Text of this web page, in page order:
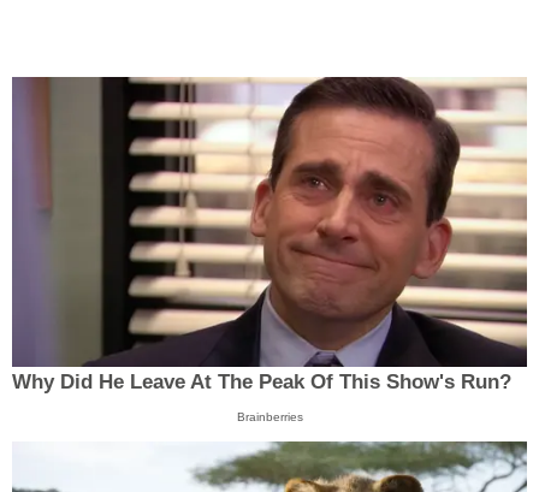
Why Did He Leave At The Peak Of This Show's Run?
Brainberries